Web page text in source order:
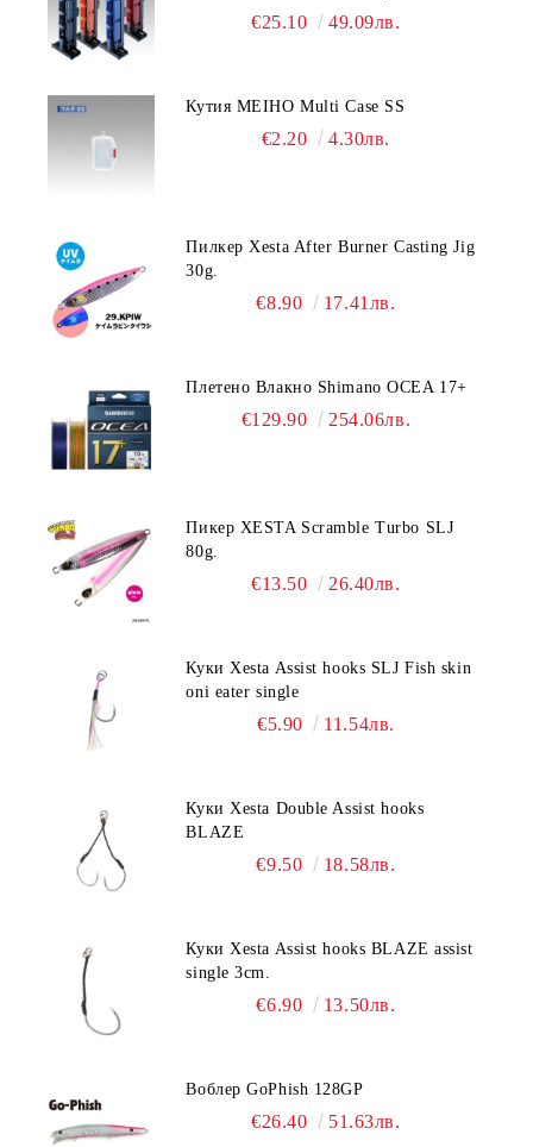
Blue/Black color
€25.10 49.09лв.
Кутия MEIHO Multi Case SS
€2.20 4.30лв.
Пилкер Xesta After Burner Casting Jig
30g.
€8.90 17.41лв.
Плетено Влакно Shimano OCEA 17+
€129.90 254.06лв.
Пикер XESTA Scramble Turbo SLJ
80g.
€13.50 26.40лв.
Куки Xesta Assist hooks SLJ Fish skin
oni eater single
€5.90 11.54лв.
Куки Xesta Double Assist hooks
BLAZE
€9.50 18.58лв.
Куки Xesta Assist hooks BLAZE assist
single 3cm.
€6.90 13.50лв.
Воблер GoPhish 128GP
€26.40 51.63лв.